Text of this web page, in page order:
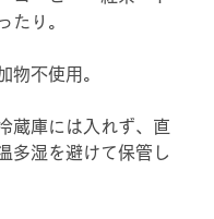
たり。
物不使用。
蔵庫には入れず、直
多湿を避けて保管し